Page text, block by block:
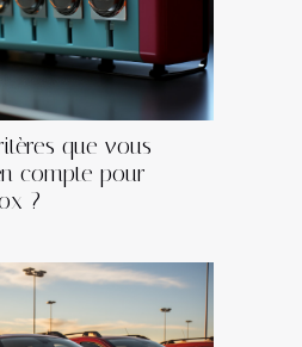
que vous
compte pour
?